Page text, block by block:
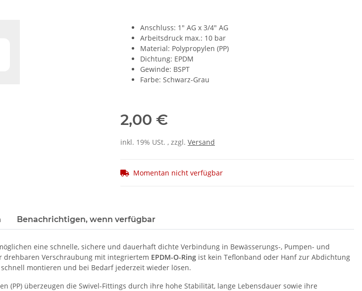
Anschluss: 1" AG x 3/4" AG
Arbeitsdruck max.: 10 bar
Material: Polypropylen (PP)
Dichtung: EPDM
Gewinde: BSPT
Farbe: Schwarz-Grau
2,00 €
inkl. 19% USt. , zzgl. Versand
Momentan nicht verfügbar
Benachrichtigen, wenn verfügbar
eine schnelle, sichere und dauerhaft dichte Verbindung in Bewässerungs-, Pumpen- und
drehbaren Verschraubung mit integriertem EPDM-O-Ring ist kein Teflonband oder Hanf zur Abdichtung
montieren und bei Bedarf jederzeit wieder lösen.
(PP) überzeugen die Swivel-Fittings durch ihre hohe Stabilität, lange Lebensdauer sowie ihre